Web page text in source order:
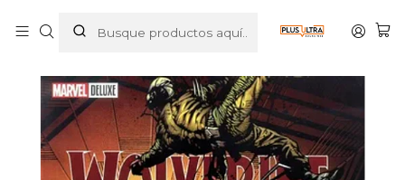
WOLVERINE: WEAPON X. MARVEL DELUXE - SMASH